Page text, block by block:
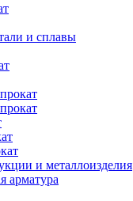
и сплавы
и металлоизделия
арматура